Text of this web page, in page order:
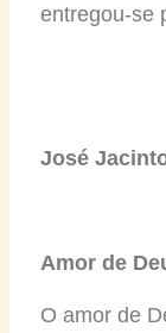
entregou-se
José
Amor de
O amor de